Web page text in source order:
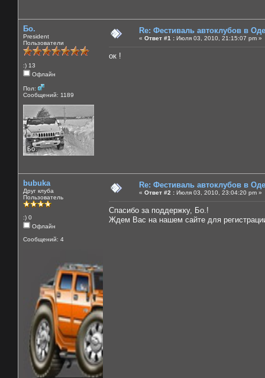
Бо.
President
Пользователи
:) 13
Офлайн
Пол:
Сообщений: 1189
Re: Фестиваль автоклубов в
« Ответ #1 : Июля 03, 2010, 21:15:07 pm »
ок !
bubuka
Друг клуба
Пользователь
:) 0
Офлайн
Сообщений: 4
Re: Фестиваль автоклубов в
« Ответ #2 : Июля 03, 2010, 23:04:20 pm »
Спасибо за поддержку, Бо.!
Ждем Вас на нашем сайте для